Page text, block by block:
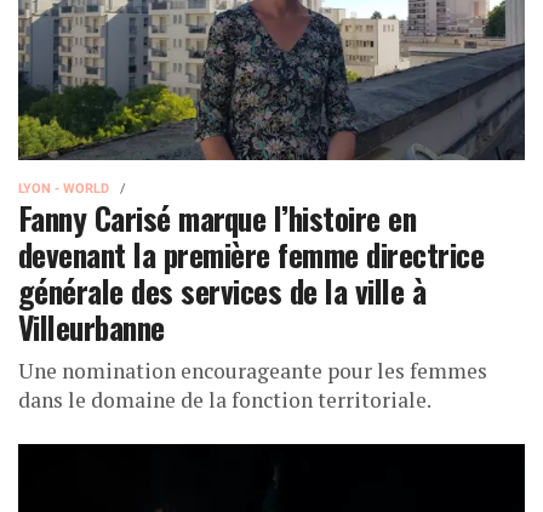
LYON - WORLD
Fanny Carisé marque l’histoire en
devenant la première femme directrice
générale des services de la ville à
Villeurbanne
Une nomination encourageante pour les femmes
dans le domaine de la fonction territoriale.